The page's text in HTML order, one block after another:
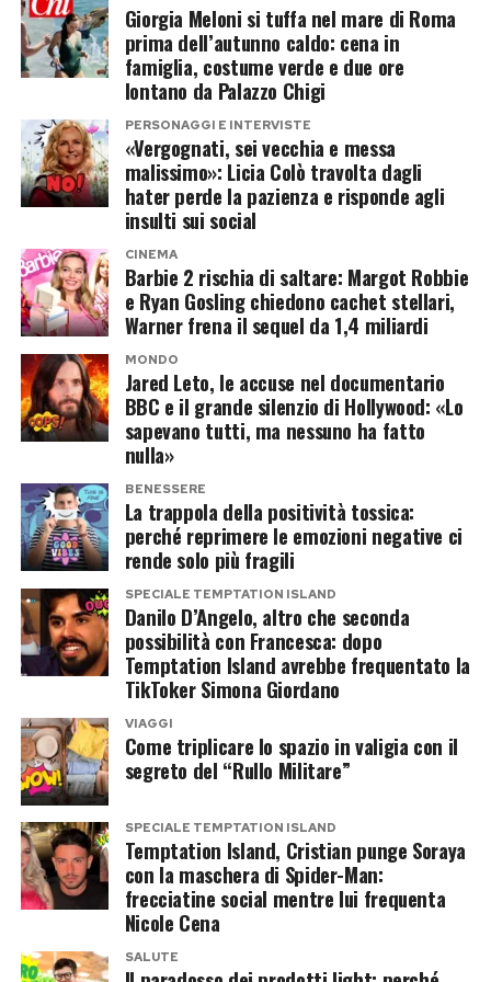
avvicinandosi rapidamente ai due milioni di
spettatori.
Alle sue spalle resiste proprioL’Odissea
continua a richiamare pubblico dopo tre
settimane di programmazione e resta uno dei
fenomeni cinematografici dell’estate. Il
confronto tra i due film, però, sembra destinato
a proseguire ancora a lungo: da una parte il
richiamo universale del supereroe Marvel,
dall’altra il passaparola che continua a sostenere
il kolossal di Christopher Nolan.
Post Views: 224
anche un curioso episodio durante le riprese,
quando un assistente avvisava il regista via
radiolina persino mentre lei era andata in bagno.
L’attrice sottolinea anche il valore del servizio
pubblico: «Sento molto il fatto di lavorare per
Rai 1, il servizio pubblico, il dover piacere a
bambini, adulti e nonni».
«Le mie orecchie a sventola? Oggi
le porto con orgoglio»
Tra i passaggi più personali dell’intervista c’è
quello dedicato al rapporto con il proprio corpo.
Pilar Fogliati ricorda l’esperienza sul palco del
Festival di Sanremo e un messaggio ricevuto sui
social che l’ha profondamente colpita.
Una ragazza di 17 anni l’ha ringraziata per aver
trasmesso un messaggio di body positivity. Non
per il fisico, ma per le sue orecchie a sventola.
«Lei si riferiva alle mie orecchie a sventola»,
racconta sorridendo.
Alla domanda se oggi abbia fatto pace con
quella caratteristica fisica che da bambina
poteva rappresentare un complesso, la risposta
è netta.
«Esco sempre con la coda di cavallo, quindi direi
di sì».
Giorgia Meloni si tuffa nel mare di Roma
prima dell’autunno caldo: cena in
famiglia, costume verde e due ore
lontano da Palazzo Chigi
PERSONAGGI E INTERVISTE
«Vergognati, sei vecchia e messa
malissimo»: Licia Colò travolta dagli
hater perde la pazienza e risponde agli
insulti sui social
CINEMA
Barbie 2 rischia di saltare: Margot Robbie
e Ryan Gosling chiedono cachet stellari,
Warner frena il sequel da 1,4 miliardi
MONDO
Jared Leto, le accuse nel documentario
BBC e il grande silenzio di Hollywood: «Lo
sapevano tutti, ma nessuno ha fatto
nulla»
BENESSERE
La trappola della positività tossica:
perché reprimere le emozioni negative ci
rende solo più fragili
SPECIALE TEMPTATION ISLAND
Danilo D’Angelo, altro che seconda
possibilità con Francesca: dopo
Temptation Island avrebbe frequentato la
TikToker Simona Giordano
VIAGGI
Come triplicare lo spazio in valigia con il
segreto del “Rullo Militare”
SPECIALE TEMPTATION ISLAND
Temptation Island, Cristian punge Soraya
con la maschera di Spider-Man:
frecciatine social mentre lui frequenta
Nicole Cena
SALUTE